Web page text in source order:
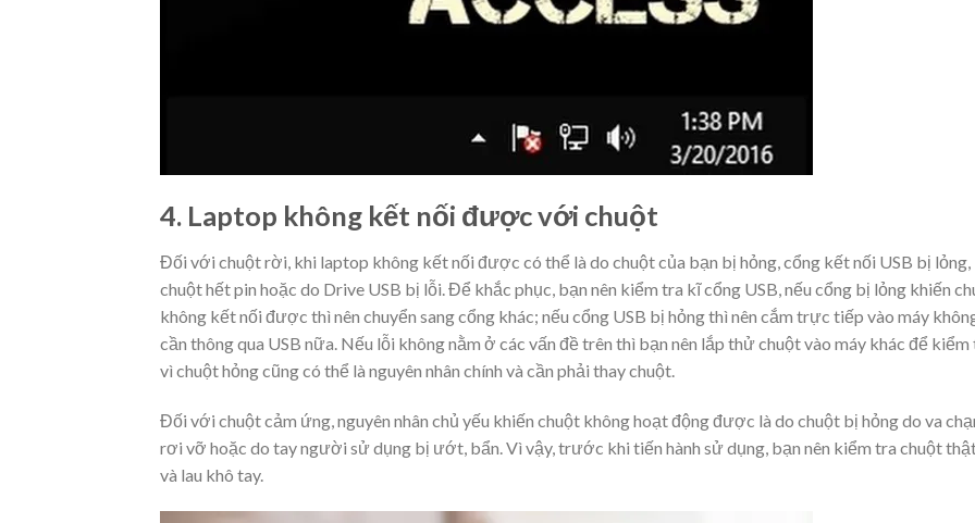
4. Laptop không kết nối được với chuột
Đối với chuột rời, khi laptop không kết nối được có thể là do chuột của bạn bị hỏng, cổng kết nối USB bị lỏng,
chuột hết pin hoặc do Drive USB bị lỗi. Để khắc phục, bạn nên kiểm tra kĩ cổng USB, nếu cổng bị lỏng khiến
không kết nối được thì nên chuyển sang cổng khác; nếu cổng USB bị hỏng thì nên cắm trực tiếp vào máy
cần thông qua USB nữa. Nếu lỗi không nằm ở các vấn đề trên thì bạn nên lắp thử chuột vào máy khác để kiểm
vì chuột hỏng cũng có thể là nguyên nhân chính và cần phải thay chuột.
Đối với chuột cảm ứng, nguyên nhân chủ yếu khiến chuột không hoạt động được là do chuột bị hỏng do va
rơi vỡ hoặc do tay người sử dụng bị ướt, bẩn. Vì vậy, trước khi tiến hành sử dụng, bạn nên kiểm tra chuột
và lau khô tay.